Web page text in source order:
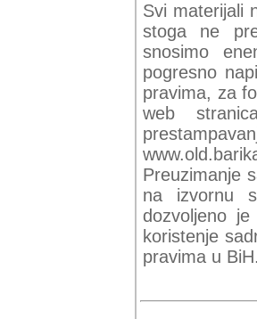
Svi materijali
stoga ne
snosimo
pogresno
pravima, za
web
Preuzimanje
na izvornu
dozvoljeno
koristenje
pravima u BiH.